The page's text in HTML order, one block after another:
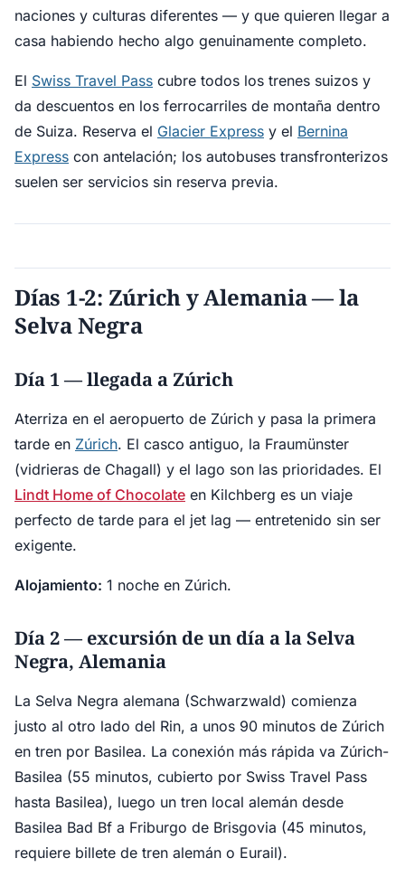
naciones y culturas diferentes — y que quieren llegar a
casa habiendo hecho algo genuinamente completo.
El Swiss Travel Pass cubre todos los trenes suizos y
da descuentos en los ferrocarriles de montaña dentro
de Suiza. Reserva el Glacier Express y el Bernina
Express con antelación; los autobuses transfronterizos
suelen ser servicios sin reserva previa.
Días 1-2: Zúrich y Alemania — la
Selva Negra
Día 1 — llegada a Zúrich
Aterriza en el aeropuerto de Zúrich y pasa la primera
tarde en Zúrich. El casco antiguo, la Fraumünster
(vidrieras de Chagall) y el lago son las prioridades. El
Lindt Home of Chocolate en Kilchberg es un viaje
perfecto de tarde para el jet lag — entretenido sin ser
exigente.
Alojamiento: 1 noche en Zúrich.
Día 2 — excursión de un día a la Selva
Negra, Alemania
La Selva Negra alemana (Schwarzwald) comienza
justo al otro lado del Rin, a unos 90 minutos de Zúrich
en tren por Basilea. La conexión más rápida va Zúrich-
Basilea (55 minutos, cubierto por Swiss Travel Pass
hasta Basilea), luego un tren local alemán desde
Basilea Bad Bf a Friburgo de Brisgovia (45 minutos,
requiere billete de tren alemán o Eurail).